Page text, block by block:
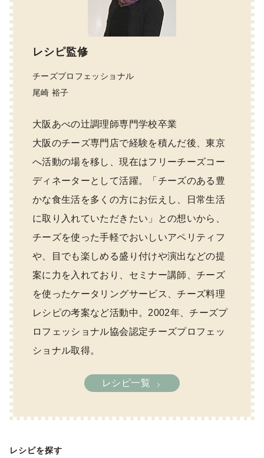
レシピ監修
チーズプロフェッショナル
尾崎 裕子
大阪あべの辻調理師専門学校卒業
大阪のチーズ専門店で経験を積んだ後、東京
へ活動の場を移し、現在はフリーチーズコー
ディネーターとして活躍。「チーズのある豊
かな食生活を多くの方にお伝えし、日常生活
に取り入れていただきたい」との想いから、
チーズを使った手軽でおいしいアペリティフ
や、目でも楽しめる盛り付けや演出などの提
案に力を入れており、セミナー講師、チーズ
を使ったケータリングサービス、チーズ料理
レシピの考案など活動中。2002年、チーズプ
ロフェッショナル協会認定チーズプロフェッ
ショナル取得。
レシピ一覧
レシピを探す